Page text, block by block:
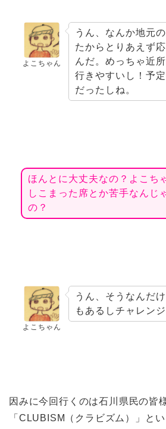
よこちゃん
うん、なんか地元
たからとりあえず
んだ。めっちゃ近
行きやすいし！予
だったしね。
ほんとに大丈夫なの？よこち
しこまった席とか苦手なんじ
の？
よこちゃん
うん、そうなんだけ
もあるしチャレンジ
因みに今回行くのは石川県民の皆
「CLUBISM（クラビズム）」
と